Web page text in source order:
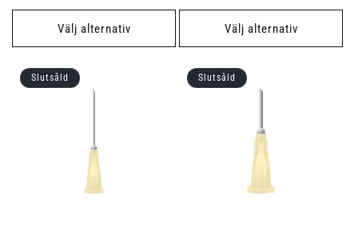
pris
Välj alternativ
pris
Välj alternativ
Slutsåld Slutsåld